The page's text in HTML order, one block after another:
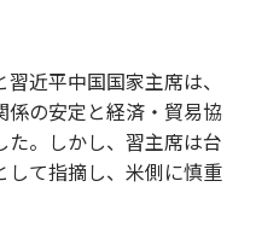
近平中国国家主席は、
の安定と経済・貿易協
。しかし、習主席は台
て指摘し、米側に慎重